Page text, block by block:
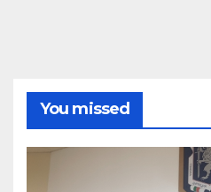
You missed